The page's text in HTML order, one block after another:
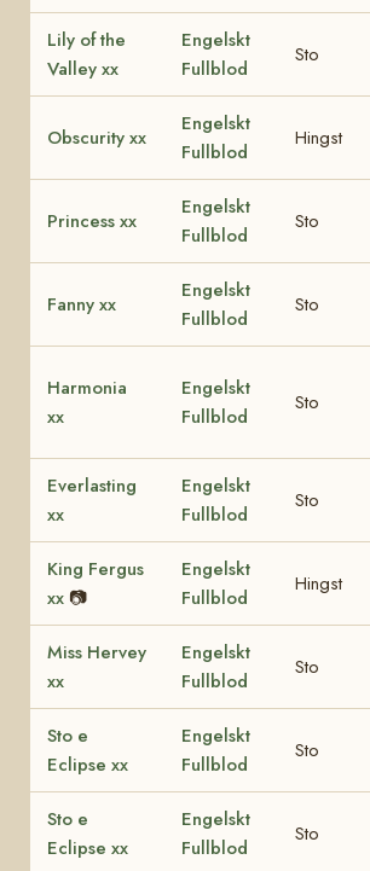
Lily of the
Valley xx
Engelskt
Fullblod
Sto
Obscurity xx
Engelskt
Fullblod
Hingst
Princess xx
Engelskt
Fullblod
Sto
Fanny xx
Engelskt
Fullblod
Sto
Harmonia
xx
Engelskt
Fullblod
Sto
Everlasting
xx
Engelskt
Fullblod
Sto
King Fergus
xx 📷
Engelskt
Fullblod
Hingst
Miss Hervey
xx
Engelskt
Fullblod
Sto
Sto e
Eclipse xx
Engelskt
Fullblod
Sto
Sto e
Eclipse xx
Engelskt
Fullblod
Sto